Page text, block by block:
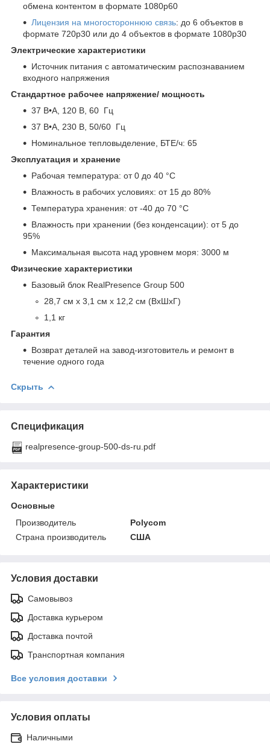
обмена контентом в формате 1080p60
Лицензия на многостороннюю связь: до 6 объектов в
формате 720p30 или до 4 объектов в формате 1080p30
Электрические характеристики
Источник питания с автоматическим распознаванием
входного напряжения
Стандартное рабочее напряжение/ мощность
37 В•А, 120 В, 60 Гц
37 В•А, 230 В, 50/60 Гц
Номинальное тепловыделение, БТЕ/ч: 65
Эксплуатация и хранение
Рабочая температура: от 0 до 40 °C
Влажность в рабочих условиях: от 15 до 80%
Температура хранения: от -40 до 70 °C
Влажность при хранении (без конденсации): от 5 до
95%
Максимальная высота над уровнем моря: 3000 м
Физические характеристики
Базовый блок RealPresence Group 500
28,7 см х 3,1 см х 12,2 см (ВхШхГ)
1,1 кг
Гарантия
Возврат деталей на завод-изготовитель и ремонт в
течение одного года
Скрыть
Спецификация
realpresence-group-500-ds-ru.pdf
Характеристики
Основные
Производитель
Polycom
Страна производитель
США
Условия доставки
Самовывоз
Доставка курьером
Доставка почтой
Транспортная компания
Все условия доставки
Условия оплаты
Наличными